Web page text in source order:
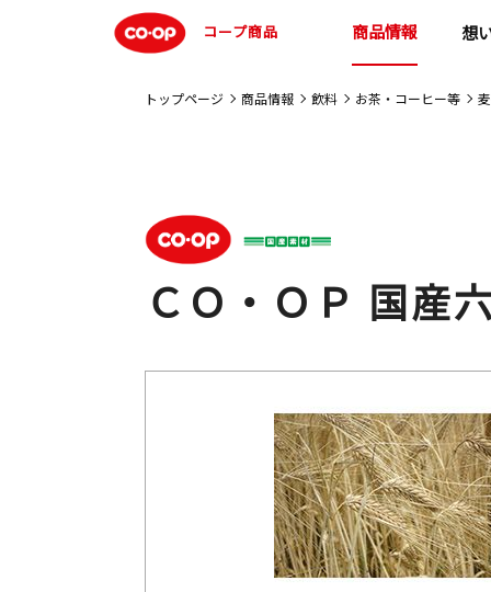
コープ商品 商品情報 想
トップページ 商品情報 飲料 お茶・コーヒー等
ＣＯ・ＯＰ 国産